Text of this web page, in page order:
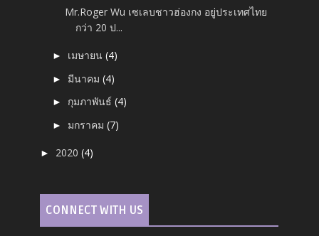
Mr.Roger Wu เซเลบชาวฮ่องกง อยู่ประเทศไทย
กว่า 20 ป...
► เมษายน(4)
► มีนาคม(4)
► กุมภาพันธ์(4)
► มกราคม(7)
► 2020(4)
CONNECT WITH US